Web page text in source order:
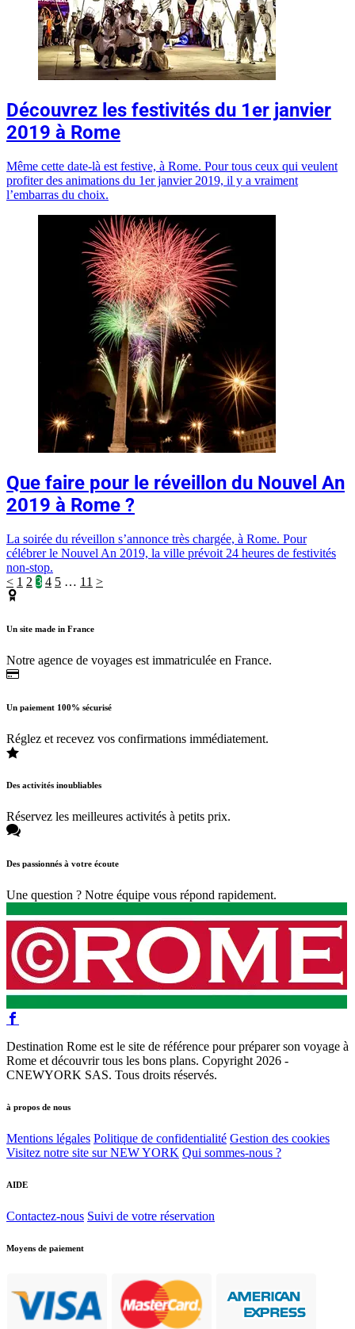
Découvrez les festivités du 1er janvier
2019 à Rome
Même cette date-là est festive, à Rome. Pour tous ceux qui veulent
profiter des animations du 1er janvier 2019, il y a vraiment
l’embarras du choix.
Que faire pour le réveillon du Nouvel An
2019 à Rome ?
La soirée du réveillon s’annonce très chargée, à Rome. Pour
célébrer le Nouvel An 2019, la ville prévoit 24 heures de festivités
non-stop.
< 1 2 3 4 5 … 11 >
Un site made in France
Notre agence de voyages est immatriculée en France.
Un paiement 100% sécurisé
Réglez et recevez vos confirmations immédiatement.
Des activités inoubliables
Réservez les meilleures activités à petits prix.
Des passionnés à votre écoute
Une question ? Notre équipe vous répond rapidement.
Destination Rome est le site de référence pour préparer son voyage à
Rome et découvrir tous les bons plans. Copyright 2026 -
CNEWYORK SAS. Tous droits réservés.
à propos de nous
Mentions légales Politique de confidentialité Gestion des cookies
Visitez notre site sur NEW YORK Qui sommes-nous ?
AIDE
Contactez-nous Suivi de votre réservation
Moyens de paiement